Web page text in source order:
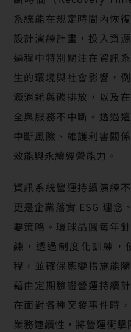
系統能在規定時間內恢
設計演練計畫，投入資
過程中特別關注在資訊
生的環境與社會影響，
源消耗與碳排放，以及
全與服務不中斷。透過
中斷風險、維護利害關
效能與永續經營能力。
資訊系統營運持續演練
更是企業落實 ESG 理念
要策略。環球晶圓每年
練，透過制度化訓練，
程，並確保應變措施能
藉由定期驗證營運持續
在面對各種突發事件時
業務連續性，將營運衝擊